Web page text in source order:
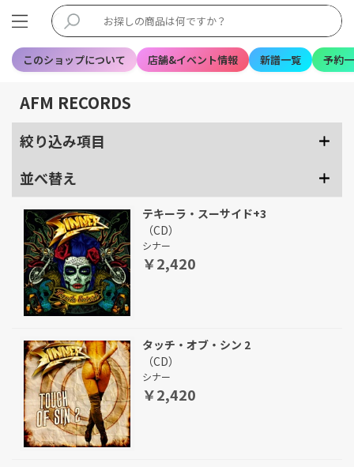
このショップについて 店舗&イベント情報 新譜一覧 予約
AFM RECORDS
絞り込み項目
並べ替え
テキーラ・スーサイド+3
（CD）
シナー
￥2,420
タッチ・オブ・シン 2
（CD）
シナー
￥2,420